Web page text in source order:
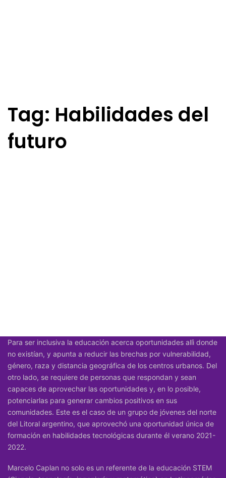
Tag: Habilidades del
futuro
Para ser inclusiva la educación acerca oportunidades allì donde
no existían, y apunta a reducir las brechas por vulnerabilidad,
género, raza y distancia geográfica de los centros urbanos. Del
otro lado, se requiere de personas que respondan y sean
capaces de aprovechar las oportunidades y, en lo posible,
potenciarlas para generar cambios positivos en sus
comunidades. Este es el caso de un grupo de jóvenes del norte
del Litoral argentino, que aprovechó una oportunidad única de
formación en habilidades tecnológicas durante él verano 2021-
2022.
Marcelo Caplan no solo es un referente de la educación STEM